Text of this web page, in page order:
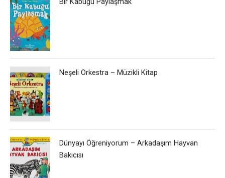
Bir Kabuğu Paylaşmak
Neşeli Orkestra – Müzikli Kitap
Dünyayı Öğreniyorum – Arkadaşım Hayvan
Bakıcısı